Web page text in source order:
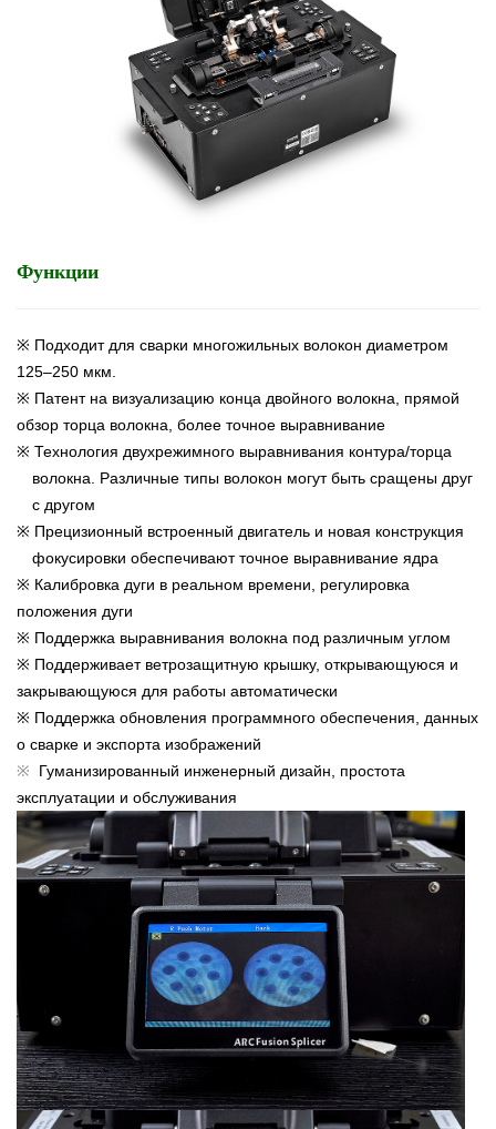
Функции
※ Подходит для сварки многожильных волокон диаметром
125–250 мкм.
※ Патент на визуализацию конца двойного волокна, прямой
обзор торца волокна, более точное выравнивание
※ Технология двухрежимного выравнивания контура/торца
волокна. Различные типы волокон могут быть сращены друг
с другом
※ Прецизионный встроенный двигатель и новая конструкция
фокусировки обеспечивают точное выравнивание ядра
※ Калибровка дуги в реальном времени, регулировка
положения дуги
※ Поддержка выравнивания волокна под различным углом
※ Поддерживает ветрозащитную крышку, открывающуюся и
закрывающуюся для работы автоматически
※ Поддержка обновления программного обеспечения, данных
о сварке и экспорта изображений
※ Гуманизированный инженерный дизайн, простота
эксплуатации и обслуживания